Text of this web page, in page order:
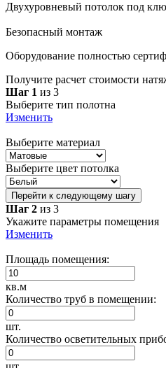
Двухуровневый потолок под
Безопасный монтаж
Оборудование полностью
Получите расчет стоимости
Шаг 1 из 3
Выберите тип полотна
Изменить
Выберите материал
Выберите цвет потолка
Перейти к следующему шагу
Шаг 2 из 3
Укажите параметры помещения
Изменить
Площадь помещения:
кв.м
Количество труб в помещении:
шт.
Количество осветительных